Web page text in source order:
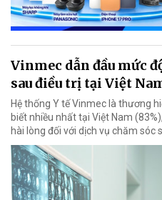
Vinmec dẫn đầu mức
sau điều trị tại Việt
Hệ thống Y tế Vinmec là thương
biết nhiều nhất tại Việt Nam
hài lòng đối với dịch vụ chăm sóc